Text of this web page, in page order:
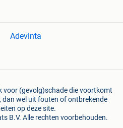
Adevinta
voor (gevolg)schade die voortkomt
dan wel uit fouten of ontbrekende
op deze site.
B.V. Alle rechten voorbehouden.